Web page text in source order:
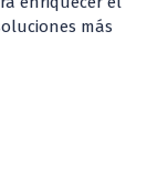
más